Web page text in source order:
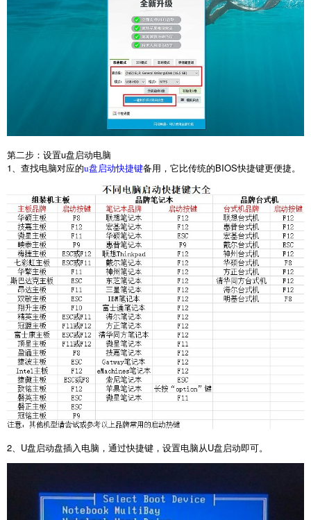
第二步：设置u盘启动电脑
1、查找电脑对应的u盘启动快捷键备用，它比传统的BIOS快捷键更便捷。
2、 U盘启动盘插入电脑，通过快捷键，设置电脑从U盘启动即可。